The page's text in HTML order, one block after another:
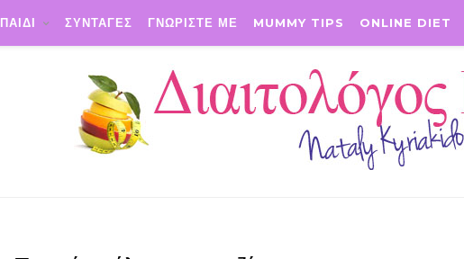
ΠΑΙΔΙ ΣΥΝΤΑΓΕΣ ΓΝΩΡΙΣΤΕ ΜΕ MUMMY TIPS ONLINE DIET